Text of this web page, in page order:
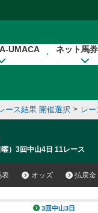
UMACA ネット馬
ース結果 開催選択 > レ
）3回中山4日 11レース
表 オッズ 払戻金
3回中山3日